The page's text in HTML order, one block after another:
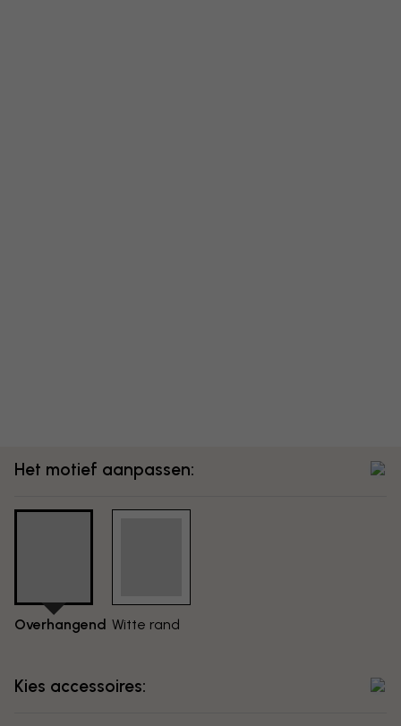
Het motief aanpassen:
Overhangend Witte rand
Kies accessoires: